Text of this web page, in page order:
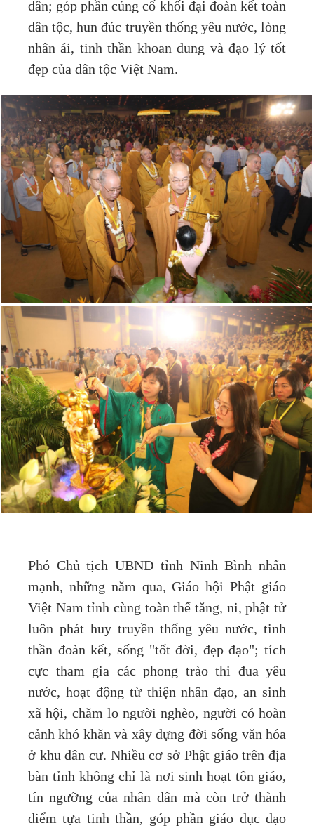
dân; góp phần củng cố khối đại đoàn kết toàn
dân tộc, hun đúc truyền thống yêu nước, lòng
nhân ái, tinh thần khoan dung và đạo lý tốt
đẹp của dân tộc Việt Nam.
Phó Chủ tịch UBND tỉnh Ninh Bình nhấn
mạnh, những năm qua, Giáo hội Phật giáo
Việt Nam tỉnh cùng toàn thể tăng, ni, phật tử
luôn phát huy truyền thống yêu nước, tinh
thần đoàn kết, sống "tốt đời, đẹp đạo"; tích
cực tham gia các phong trào thi đua yêu
nước, hoạt động từ thiện nhân đạo, an sinh
xã hội, chăm lo người nghèo, người có hoàn
cảnh khó khăn và xây dựng đời sống văn hóa
ở khu dân cư. Nhiều cơ sở Phật giáo trên địa
bàn tỉnh không chỉ là nơi sinh hoạt tôn giáo,
tín ngưỡng của nhân dân mà còn trở thành
điểm tựa tinh thần, góp phần giáo dục đạo